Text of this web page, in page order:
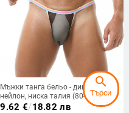
Мъжки танга бельо - дишащ
нейлон, ниска талия (80-90%
нейлон, стил T/thong)
9.62 €/18.82 лв
search
Търси